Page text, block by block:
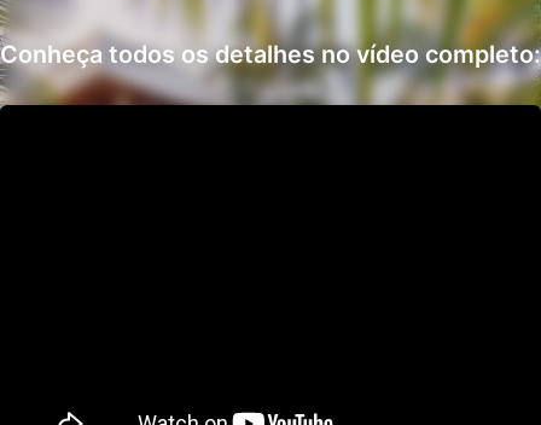
Conheça todos os detalhes no vídeo completo: